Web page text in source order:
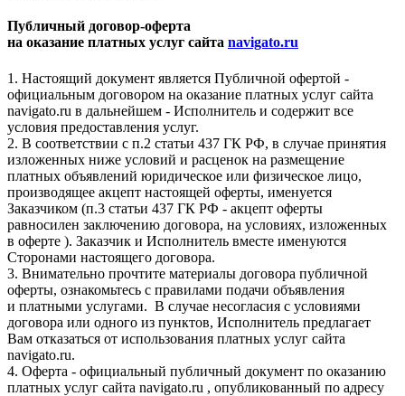
Публичный договор-оферта
на оказание платных услуг сайта navigato.ru
1. Настоящий документ является Публичной офертой -
официальным договором на оказание платных услуг сайта
navigato.ru в дальнейшем - Исполнитель и содержит все
условия предоставления услуг.
2. В соответствии с п.2 статьи 437 ГК РФ, в случае принятия
изложенных ниже условий и расценок на размещение
платных объявлений юридическое или физическое лицо,
производящее акцепт настоящей оферты, именуется
Заказчиком (п.3 статьи 437 ГК РФ - акцепт оферты
равносилен заключению договора, на условиях, изложенных
в оферте ). Заказчик и Исполнитель вместе именуются
Сторонами настоящего договора.
3. Внимательно прочтите материалы договора публичной
оферты, ознакомьтесь с правилами подачи объявления
и платными услугами. В случае несогласия с условиями
договора или одного из пунктов, Исполнитель предлагает
Вам отказаться от использования платных услуг сайта
navigato.ru.
4. Оферта - официальный публичный документ по оказанию
платных услуг сайта navigato.ru , опубликованный по адресу